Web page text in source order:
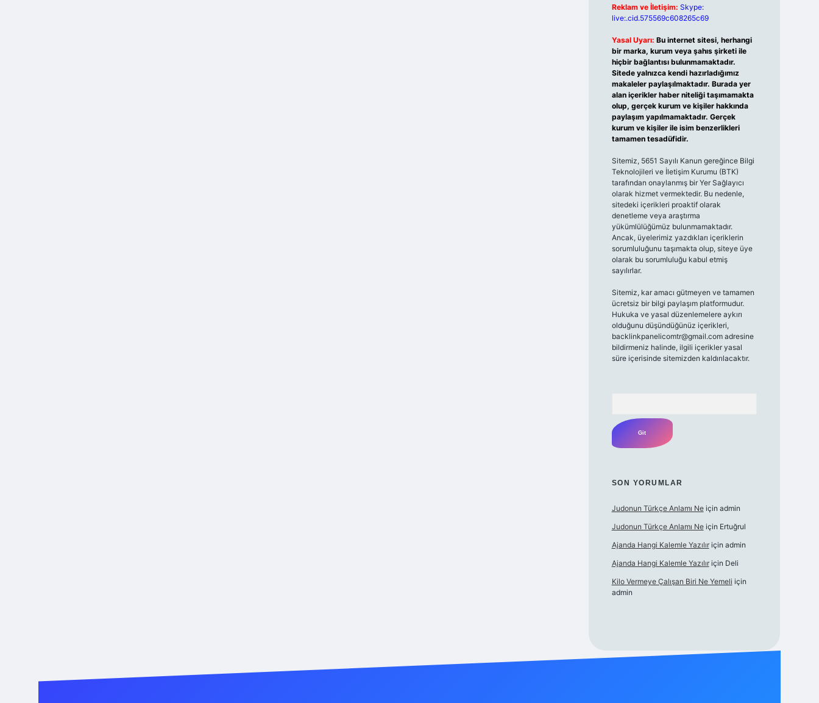
Reklam ve İletişim: Skype:
live:.cid.575569c608265c69
Yasal Uyarı: Bu internet sitesi, herhangi
bir marka, kurum veya şahıs şirketi ile
hiçbir bağlantısı bulunmamaktadır.
Sitede yalnızca kendi hazırladığımız
makaleler paylaşılmaktadır. Burada yer
alan içerikler haber niteliği taşımamakta
olup, gerçek kurum ve kişiler hakkında
paylaşım yapılmamaktadır. Gerçek
kurum ve kişiler ile isim benzerlikleri
tamamen tesadüfidir.
Sitemiz, 5651 Sayılı Kanun gereğince Bilgi
Teknolojileri ve İletişim Kurumu (BTK)
tarafından onaylanmış bir Yer Sağlayıcı
olarak hizmet vermektedir. Bu nedenle,
sitedeki içerikleri proaktif olarak
denetleme veya araştırma
yükümlülüğümüz bulunmamaktadır.
Ancak, üyelerimiz yazdıkları içeriklerin
sorumluluğunu taşımakta olup, siteye üye
olarak bu sorumluluğu kabul etmiş
sayılırlar.
Sitemiz, kar amacı gütmeyen ve tamamen
ücretsiz bir bilgi paylaşım platformudur.
Hukuka ve yasal düzenlemelere aykırı
olduğunu düşündüğünüz içerikleri,
backlinkpanelicomtr@gmail.comadresine
bildirmeniz halinde, ilgili içerikler yasal
süre içerisinde sitemizden kaldırılacaktır.
SON YORUMLAR
Judonun Türkçe Anlamı Neiçin admin
Judonun Türkçe Anlamı Neiçin Ertuğrul
Ajanda Hangi Kalemle Yazılıriçin admin
Ajanda Hangi Kalemle Yazılıriçin Deli
Kilo Vermeye Çalışan Biri Ne Yemeli için
admin